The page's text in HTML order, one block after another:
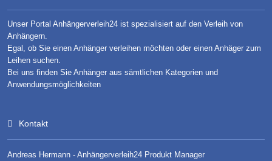
Unser Portal Anhängerverleih24 ist spezialisiert auf den Verleih von
Anhängern.
Egal, ob Sie einen Anhänger verleihen möchten oder einen Anhäger zum
Leihen suchen.
Bei uns finden Sie Anhänger aus sämtlichen Kategorien und
Anwendungsmöglichkeiten
Kontakt
Andreas Hermann - Anhängerverleih24 Produkt Manager